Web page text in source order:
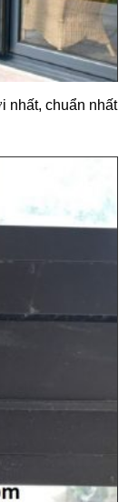
nhất, chuẩn nhất